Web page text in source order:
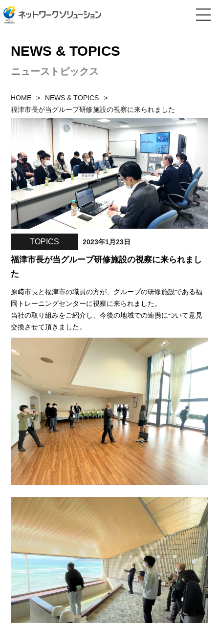
NEWS & TOPICS
ニューストピックス
HOME
NEWS & TOPICS
福津市長が当グループ研修施設の視察に来られました
TOPICS 2023年1月23日
福津市長が当グループ研修施設の視察に来られまし
た
原﨑市長と福津市の職員の方が、グループの研修施設である福
岡トレーニングセンターに視察に来られました。
当社の取り組みをご紹介し、今後の地域での連携について意見
交換させて頂きました。